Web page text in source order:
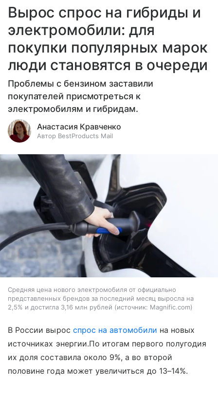
Вырос спрос на гибриды и
электромобили: для
покупки популярных марок
люди становятся в очереди
Проблемы с бензином заставили
покупателей присмотреться к
электромобилям и гибридам.
Анастасия Кравченко
Автор BestProducts Mail
Средняя цена нового электромобиля от официально
представленных брендов за последний месяц выросла на
2,5% и достигла 3,16 млн рублей
источник: Magnific.com
В России вырос спрос на автомобили на новых
источниках энергии.По итогам первого полугодия
их доля составила около 9%, а во второй
половине года может увеличиться до 13–14%.